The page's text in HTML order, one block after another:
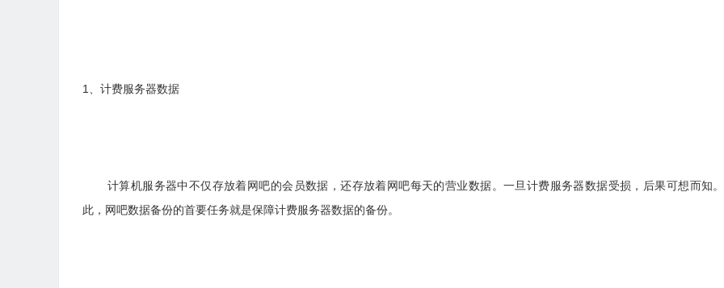
1、计费服务器数据
计算机服务器中不仅存放着网吧的会员数据，还存放着网吧每天的营业数据。一旦计费服务器数据受损，后果可想而知
此，网吧数据备份的首要任务就是保障计费服务器数据的备份。